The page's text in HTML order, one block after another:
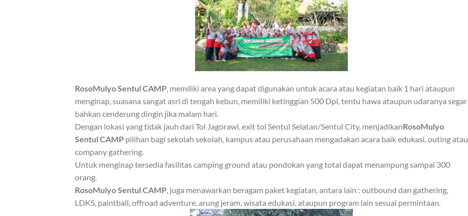
RosoMulyo Sentul CAMP, memiliki area yang dapat digunakan untuk acara atau kegiatan baik 1 hari ataupun
menginap, suasana sangat asri di tengah kebun, memiliki ketinggian 500 Dpl, tentu hawa ataupun udaranya segar
bahkan cenderung dingin jika malam hari.
Dengan lokasi yang tidak jauh dari Tol Jagorawi, exit tol Sentul Selatan/Sentul City, menjadikanRosoMulyo
Sentul CAMP pilihan bagi sekolah sekolah, kampus atau perusahaan mengadakan acara baik edukasi, outing atau
company gathering.
Untuk menginap tersedia fasilitas camping ground atau pondokan yang total dapat menampung sampai 300
orang.
RosoMulyo Sentul CAMP, juga menawarkan beragam paket kegiatan, antara lain : outbound dan gathering,
LDKS, paintball, offroad adventure, arung jeram, wisata edukasi, ataupun program lain sesuai permintaan.